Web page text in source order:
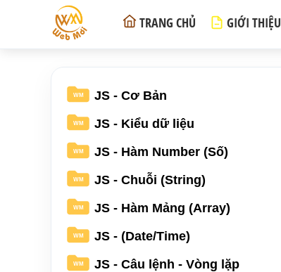
TRANG CHỦ GIỚI THIỆU
WM JS - Cơ Bản
WM JS - Kiểu dữ liệu
WM JS - Hàm Number (Số)
WM JS - Chuỗi (String)
WM JS - Hàm Mảng (Array)
WM JS - (Date/Time)
WM JS - Câu lệnh - Vòng lặp